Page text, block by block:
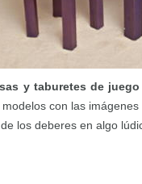
y taburetes de juego
con las
los deberes en algo